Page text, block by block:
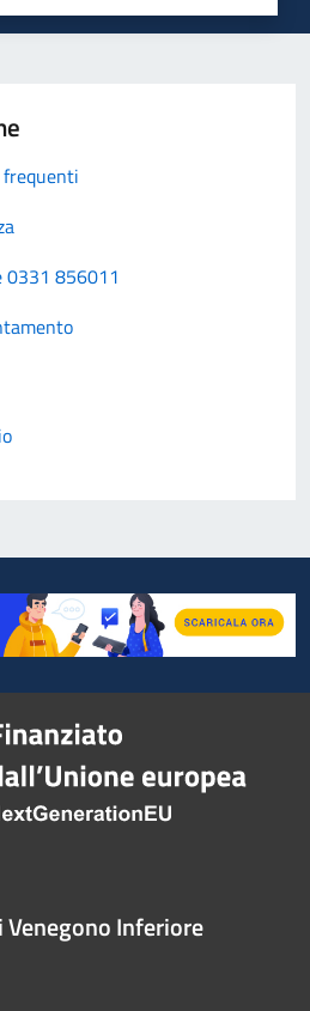
frequenti
0331 856011
Venegono Inferiore